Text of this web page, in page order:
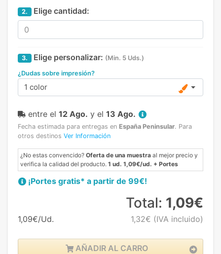
2. Elige cantidad:
3. Elige personalizar: (Min. 5 Uds.)
¿Dudas sobre impresión?
1 color
entre el 12 Ago. y el 13 Ago.
Fecha estimada para entregas en España Peninsular. Para
otros destinos Ver Información
¿No estas convencido? Oferta de una muestra al mejor precio y
verifica la calidad del producto. 1 ud. 1,09€/ud. + Portes
¡Portes gratis* a partir de 99€!
1,09€/Ud.
Total: 1,09€
1,32€ (IVA incluido)
AÑADIR AL CARRO